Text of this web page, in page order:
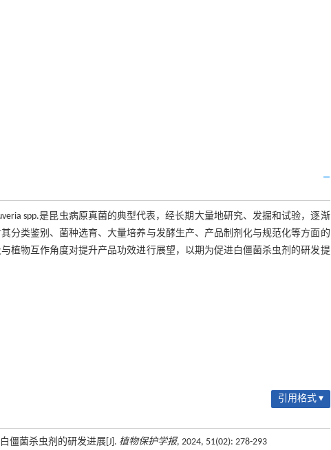
spp.是昆虫病原真菌的典型代表，经长期大量地研究、发掘和试验，逐渐
分类鉴别、菌种选育、大量培养与发酵生产、产品制剂化与规范化等方面的
植物互作角度对提升产品功效进行展望，以期为促进白僵菌杀虫剂的研发提
引用格式 ▾
僵菌杀虫剂的研发进展[J]. 植物保护学报, 2024, 51(02): 278-293